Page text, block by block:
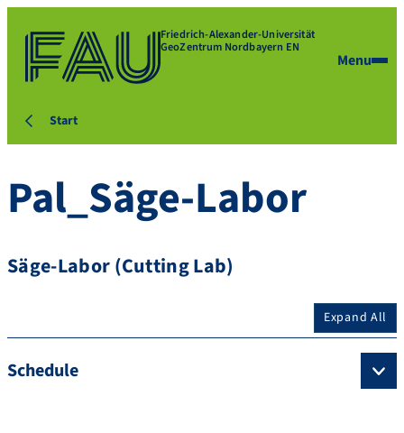
Friedrich-Alexander-Universität
GeoZentrum Nordbayern EN
Menu
Start
Pal_Säge-Labor
Säge-Labor (Cutting Lab)
Expand All
Schedule